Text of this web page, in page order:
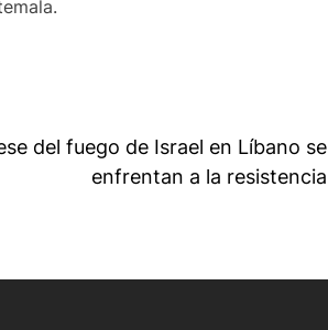
del fuego de Israel en Líbano se
enfrentan a la resistencia